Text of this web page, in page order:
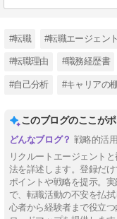
#転職 #転職エージェント
#転職理由 #職務経歴書
#自己分析 #キャリアの
このブログのここが
戦略的活
リクルートエージェント
法を詳述します。登録だ
ポイントや戦略を提示。
で、転職活動の不安を払
心者から経験者まで役立